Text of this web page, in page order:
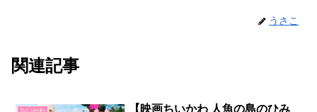
うさこ
関連記事
【映画ちいかわ 人魚の島のひみ